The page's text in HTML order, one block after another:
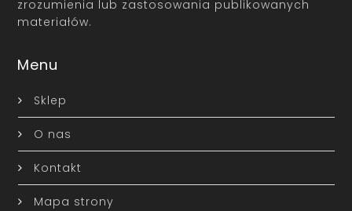
zrozumienia lub zastosowania publikowanych
materiałów.
Menu
Sklep
O nas
Kontakt
Mapa strony